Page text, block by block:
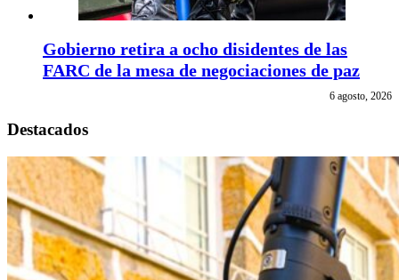
Gobierno retira a ocho disidentes de las
FARC de la mesa de negociaciones de paz
6 agosto, 2026
Destacados